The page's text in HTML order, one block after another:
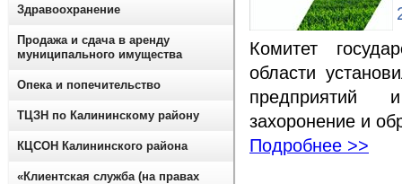
Комитет
области
предприятий
захоронение и
Подробнее >>
Здравоохранение
Продажа и сдача в аренду
муниципального имущества
Опека и попечительство
ТЦЗН по Калининскому району
КЦСОН Калининского района
«Клиентская служба (на правах